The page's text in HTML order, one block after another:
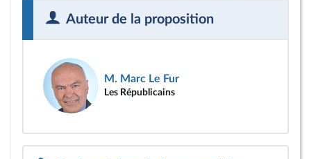
Auteur de la proposition
M. Marc Le Fur
Les Républicains